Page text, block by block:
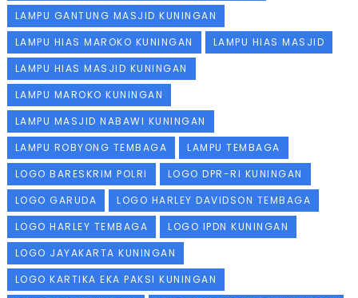
LAMPU GANTUNG MASJID KUNINGAN
LAMPU HIAS MAROKO KUNINGAN
LAMPU HIAS MASJID
LAMPU HIAS MASJID KUNINGAN
LAMPU MAROKO KUNINGAN
LAMPU MASJID NABAWI KUNINGAN
LAMPU ROBYONG TEMBAGA
LAMPU TEMBAGA
LOGO BARESKRIM POLRI
LOGO DPR-RI KUNINGAN
LOGO GARUDA
LOGO HARLEY DAVIDSON TEMBAGA
LOGO HARLEY TEMBAGA
LOGO IPDN KUNINGAN
LOGO JAYAKARTA KUNINGAN
LOGO KARTIKA EKA PAKSI KUNINGAN